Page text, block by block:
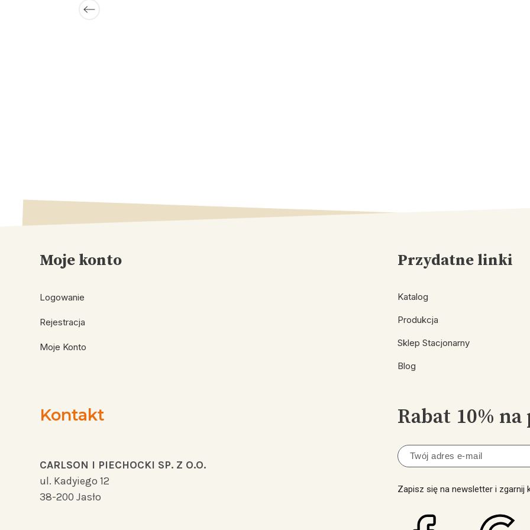
Moje konto
Logowanie
Rejestracja
Moje Konto
Przydatne linki
Katalog
Produkcja
Sklep Stacjonarny
Blog
Kontakt
CARLSON I PIECHOCKI SP. Z O.O.
ul. Kadyiego 12
38-200 Jasło
Rabat 10%
Zapisz się na newsletter i zgarnij